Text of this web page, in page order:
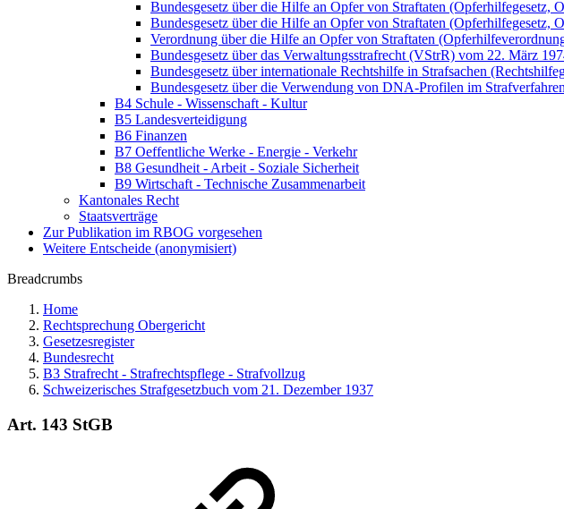
Bundesgesetz über die Hilfe an Opfer von Straftaten (Opferhilfegesetz,
Bundesgesetz über die Hilfe an Opfer von Straftaten (Opferhilfegesetz,
Verordnung über die Hilfe an Opfer von Straftaten
Bundesgesetz über das Verwaltungsstrafrecht (VStrR) vom 22. März
Bundesgesetz über internationale Rechtshilfe in Strafsachen
Bundesgesetz über die Verwendung von DNA-Profilen im
B4 Schule - Wissenschaft - Kultur
B5 Landesverteidigung
B6 Finanzen
B7 Oeffentliche Werke - Energie - Verkehr
B8 Gesundheit - Arbeit - Soziale Sicherheit
B9 Wirtschaft - Technische Zusammenarbeit
Kantonales Recht
Staatsverträge
Zur Publikation im RBOG vorgesehen
Weitere Entscheide (anonymisiert)
Breadcrumbs
Home
Rechtsprechung Obergericht
Gesetzesregister
Bundesrecht
B3 Strafrecht - Strafrechtspflege - Strafvollzug
Schweizerisches Strafgesetzbuch vom 21. Dezember 1937
Art. 143 StGB